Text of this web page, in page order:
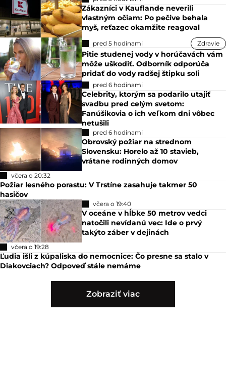
Zákazníci v Kauflande neverili
vlastným očiam: Po pečive behala
myš, reťazec okamžite reagoval
pred 5 hodinami Zdravie
Pitie studenej vody v horúčavách vám
môže uškodiť. Odborník odporúča
pridať do vody radšej štipku soli
pred 6 hodinami
Celebrity, ktorým sa podarilo utajiť
svadbu pred celým svetom:
Fanúšikovia o ich veľkom dni vôbec
netušili
pred 6 hodinami
Obrovský požiar na strednom
Slovensku: Horelo až 10 stavieb,
vrátane rodinných domov
včera o 20:32
Požiar lesného porastu: V Trstíne zasahuje takmer 50
hasičov
včera o 19:40
V oceáne v hĺbke 50 metrov vedci
natočili nevídanú vec: Ide o prvý
takýto záber v dejinách
včera o 19:28
Ľudia išli z kúpaliska do nemocnice: Čo presne sa stalo v
Diakovciach? Odpoveď stále nemáme
Zobraziť viac